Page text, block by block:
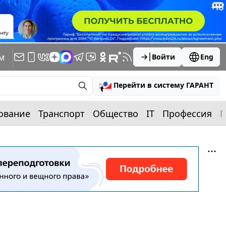
Войти Eng
Перейти в систему ГАРАНТ
Транспорт Общество IT Профессия